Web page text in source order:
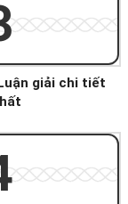
giải chi tiết